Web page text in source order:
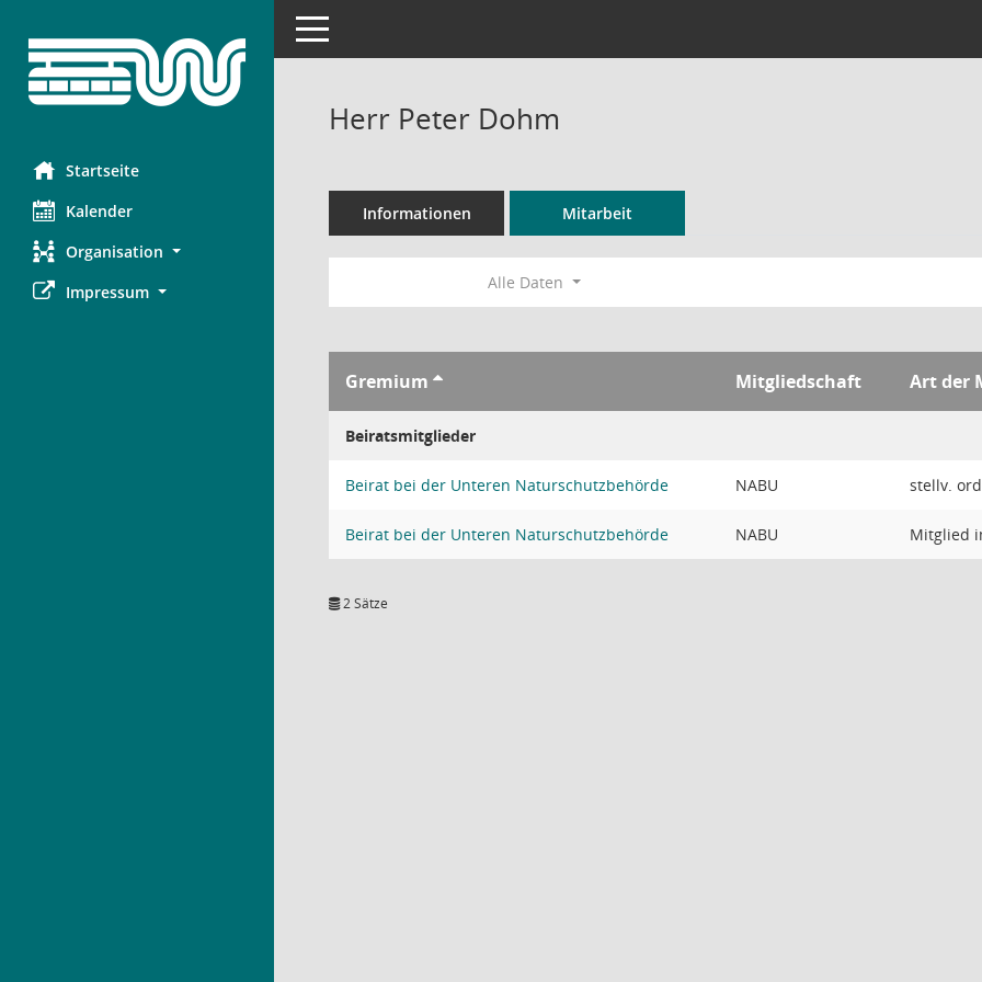
Startseite
Kalender
Organisation
Impressum
Toggle navigation
Herr Peter Dohm
Informationen Mitarbeit
Alle Daten
Gremium Mitgliedschaft Art der
Beiratsmitglieder
Beirat bei der Unteren Naturschutzbehörde NABU stellv.
Beirat bei der Unteren Naturschutzbehörde NABU Mitglied
2 Sätze